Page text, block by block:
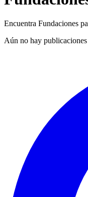
Encuentra Fundaciones
Aún no hay publicaciones